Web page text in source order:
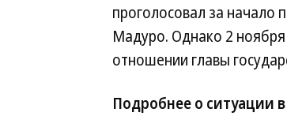
проголосовал за начало
Мадуро. Однако 2
отношении главы
Подробнее о ситуации